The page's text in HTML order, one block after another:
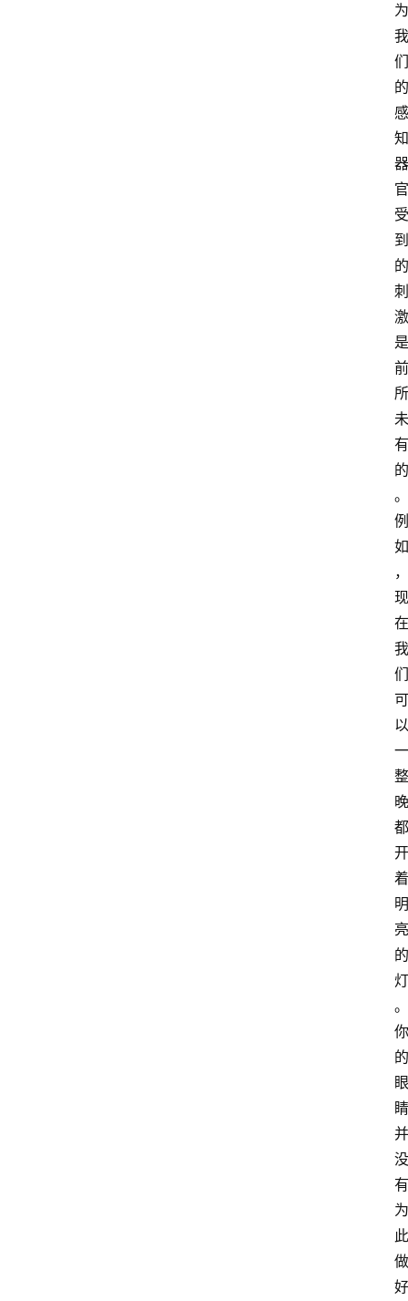
为
我
们
的
感
知
器
官
受
到
的
刺
激
是
前
所
未
有
的
。
例
如
，
现
在
我
们
可
以
一
整
晚
都
开
着
明
亮
的
灯
。
你
的
眼
睛
并
没
有
为
此
做
好